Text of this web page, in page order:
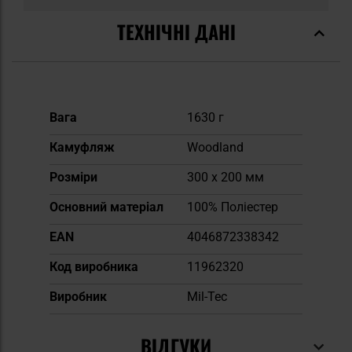
ТЕХНІЧНІ ДАНІ
Докладніше
Вага
1630 г
Камуфляж
Woodland
Розміри
300 x 200 мм
Основний матеріал
100% Поліестер
EAN
4046872338342
Код виробника
11962320
Виробник
Mil-Tec
ВІДГУКИ